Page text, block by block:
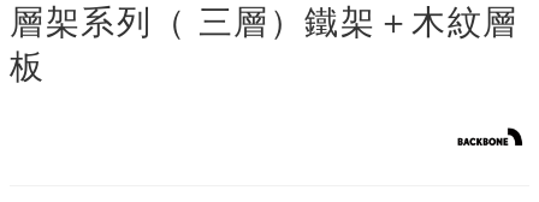
層架系列（ 三層）鐵架＋木紋層
板